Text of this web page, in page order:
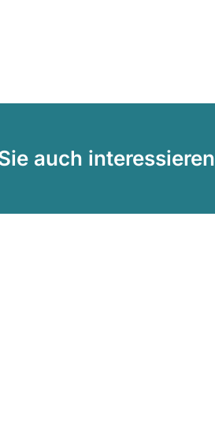
auch interessieren